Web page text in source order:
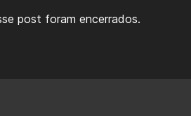
post foram encerrados.